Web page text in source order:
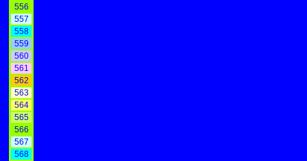
556
557
558
559
560
561
562
563
564
565
566
567
568